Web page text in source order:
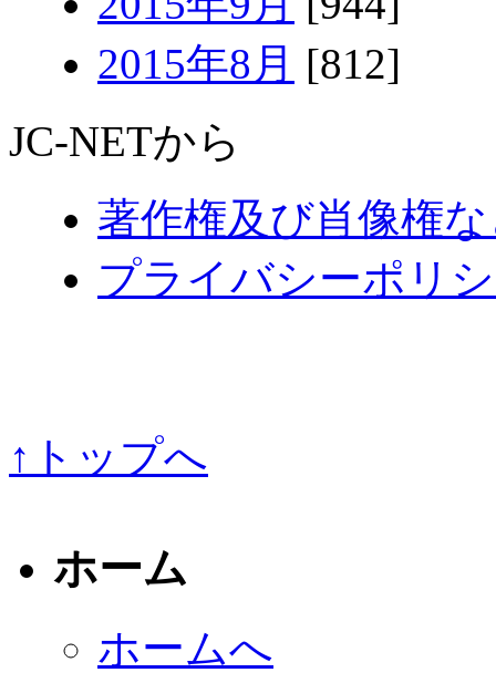
2015年8月 [812]
JC-NETから
著作権及び肖像権
プライバシーポリ
↑トップへ
ホーム
ホームへ